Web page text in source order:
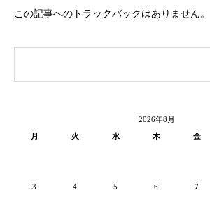
この記事へのトラックバックはありません。
2026年8月
月
火 水 木 金
3 4 5 6 7